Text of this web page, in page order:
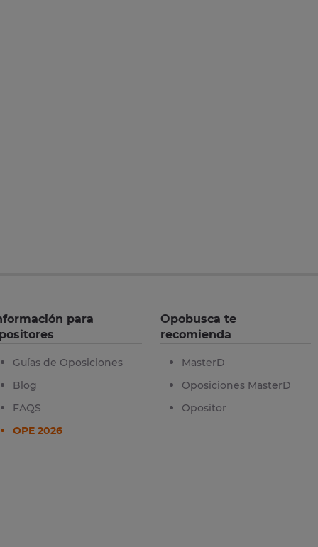
para
Guías de Oposiciones
Blog
FAQS
OPE 2026
Opobusca te
recomienda
MasterD
Oposiciones MasterD
Opositor